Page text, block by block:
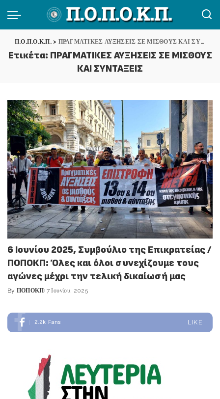
Π.Ο.Π.Ο.Κ.Π.> ΠΡΑΓΜΑΤΙΚΕΣ ΑΥΞΗΣΕΙΣ ΣΕ ΜΙΣΘΟΥΣ ΚΑΙ ΣΥΝΤΑΞΕΙΣ
Ετικέτα: ΠΡΑΓΜΑΤΙΚΕΣ ΑΥΞΗΣΕΙΣ ΣΕ ΜΙΣΘΟΥΣ
ΚΑΙ ΣΥΝΤΑΞΕΙΣ
6 Ιουνίου 2025, Συμβούλιο της Επικρατείας /
ΠΟΠΟΚΠ: Όλες και όλοι συνεχίζουμε τους
αγώνες μέχρι την τελική δικαίωσή μας
Posted
By ΠΟΠΟΚΠ 7 Ιουνίου, 2025
2.2k Fans LIKE